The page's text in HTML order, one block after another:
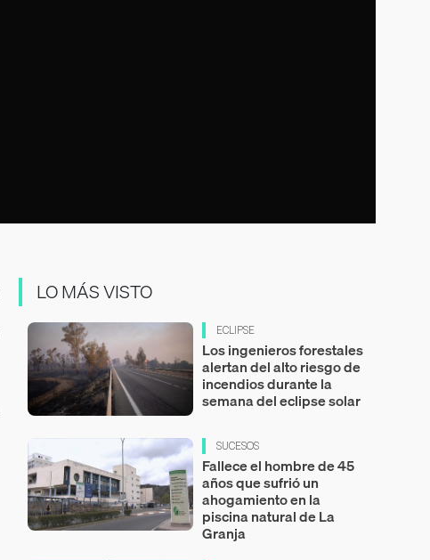
LO MÁS VISTO
ECLIPSE
Los ingenieros forestales
alertan del alto riesgo de
incendios durante la
semana del eclipse solar
SUCESOS
Fallece el hombre de 45
años que sufrió un
ahogamiento en la
piscina natural de La
Granja